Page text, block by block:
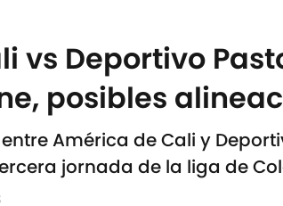
vs Deportivo
posibles
América de Cali y
jornada de la liga de